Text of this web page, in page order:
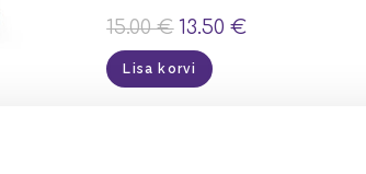
15.00€ 13.50€
Lisa korvi